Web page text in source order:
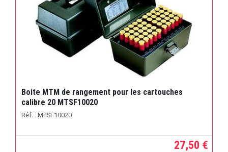
Boite MTM de rangement pour les cartouches
calibre 20 MTSF10020
Réf. : MTSF10020
27,50 €